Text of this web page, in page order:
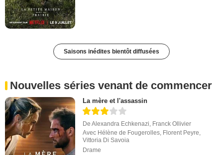
Saisons inédites bientôt diffusées
Nouvelles séries venant de commencer
La mère et l'assassin
DeAlexandra Echkenazi, Franck Ollivier
Avec Hélène de Fougerolles, Florent Peyre,
Vittoria Di Savoia
Drame